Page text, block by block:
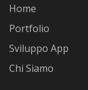
Home
Portfolio
Sviluppo App
Chi Siamo